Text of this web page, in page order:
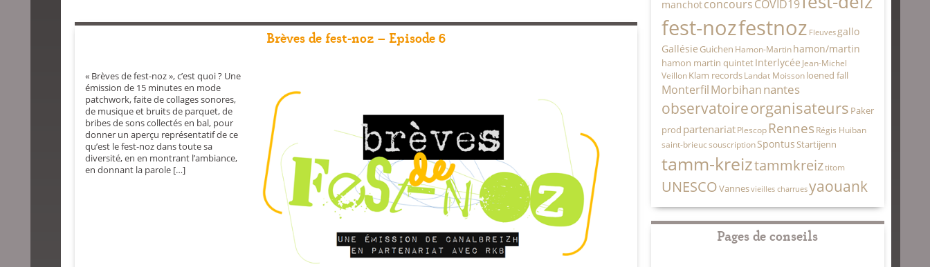
Brèves de fest-noz – Episode 6
« Brèves de fest-noz », c’est quoi ? Une
émission de 15 minutes en mode
patchwork, faite de collages sonores,
de musique et bruits de parquet, de
bribes de sons collectés en bal, pour
donner un aperçu représentatif de ce
qu’est le fest-noz dans toute sa
diversité, en en montrant l’ambiance,
en donnant la parole […]
manchotconcoursCOVID19
fest-nozfestnoz Fleuvesgallo
Gallésie Guichen Hamon-Martin hamon/martin
hamon martin quintetInterlycée Jean-Michel
Veillon Klam records Landat Moisson loened fall
MonterfilMorbihannantes
observatoireorganisateurs Paker
prod partenariat Plescop Rennes Régis Huiban
saint-brieucsouscription SpontusStartijenn
tamm-kreiztammkreiztitom
UNESCOVannesvieilles charruesyaouank
Pages de conseils